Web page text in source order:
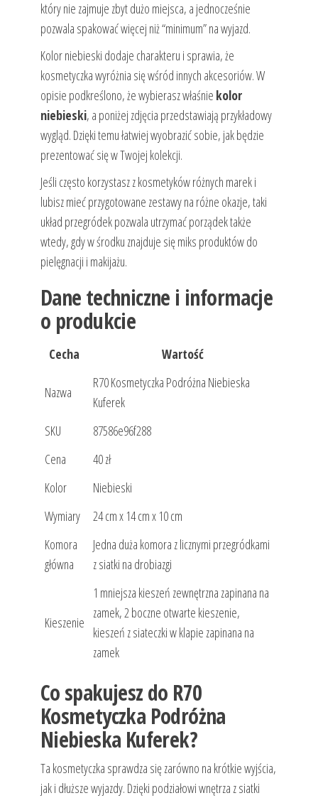
który nie zajmuje zbyt dużo miejsca, a jednocześnie
pozwala spakować więcej niż “minimum” na wyjazd.
Kolor niebieski dodaje charakteru i sprawia, że
kosmetyczka wyróżnia się wśród innych akcesoriów. W
opisie podkreślono, że wybierasz właśnie kolor
niebieski, a poniżej zdjęcia przedstawiają przykładowy
wygląd. Dzięki temu łatwiej wyobrazić sobie, jak będzie
prezentować się w Twojej kolekcji.
Jeśli często korzystasz z kosmetyków różnych marek i
lubisz mieć przygotowane zestawy na różne okazje, taki
układ przegródek pozwala utrzymać porządek także
wtedy, gdy w środku znajduje się miks produktów do
pielęgnacji i makijażu.
Dane techniczne i informacje
o produkcie
Cecha Wartość
Nazwa
R70 Kosmetyczka Podróżna Niebieska
Kuferek
SKU
87586e96f288
Cena
40 zł
Kolor
Niebieski
Wymiary
24 cm x 14 cm x 10 cm
Komora
główna
Jedna duża komora z licznymi przegródkami
z siatki na drobiazgi
Kieszenie
1 mniejsza kieszeń zewnętrzna zapinana na
zamek, 2 boczne otwarte kieszenie,
kieszeń z siateczki w klapie zapinana na
zamek
Co spakujesz do R70
Kosmetyczka Podróżna
Niebieska Kuferek?
Ta kosmetyczka sprawdza się zarówno na krótkie wyjścia,
jak i dłuższe wyjazdy. Dzięki podziałowi wnętrza z siatki